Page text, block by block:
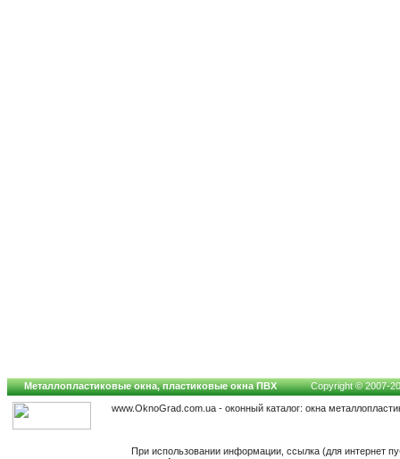
Металлопластиковые окна, пластиковые окна ПВХ Copyright © 2007-
www.OknoGrad.com.ua - оконный каталог: окна
При использовании информации, ссылка (для интернет